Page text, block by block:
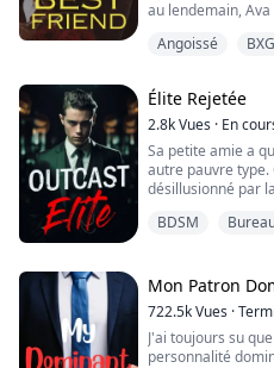
au lendemain,
par l'idée de
reconnaissait
l'argent
Angoissé BXG
Élite Rejetée
2.8kVues · En
Sa petite amie a
autre pauvre type.
désillusionné par
marées. Ils
Chers lecteurs,
que le précie...
BDSM
Mon Patron
722.5kVues ·
J'ai toujours su
personnalité